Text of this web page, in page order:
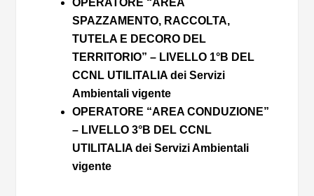
OPERATORE “AREA
SPAZZAMENTO, RACCOLTA,
TUTELA E DECORO DEL
TERRITORIO” – LIVELLO 1°B DEL
CCNL UTILITALIA dei Servizi
Ambientali vigente
OPERATORE “AREA CONDUZIONE”
– LIVELLO 3°B DEL CCNL
UTILITALIA dei Servizi Ambientali
vigente